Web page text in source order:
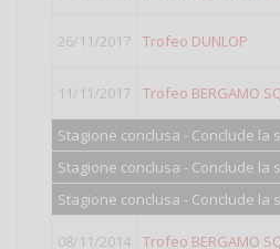
26/11/2017 Trofeo DUNLOP
11/11/2017 Trofeo BERGAMO
Stagione conclusa - Conclude la
Stagione conclusa - Conclude la
Stagione conclusa - Conclude la
08/11/2014 Trofeo BERGAMO